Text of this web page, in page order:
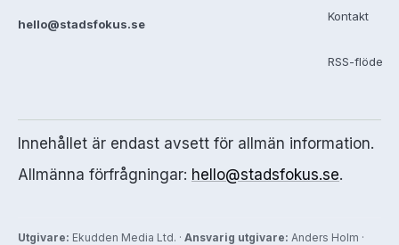
hello@stadsfokus.se
Kontakt
RSS-flöde
Innehållet är endast avsett för allmän information.
Allmänna förfrågningar: hello@stadsfokus.se.
Utgivare: Ekudden Media Ltd. · Ansvarig utgivare: Anders Holm ·